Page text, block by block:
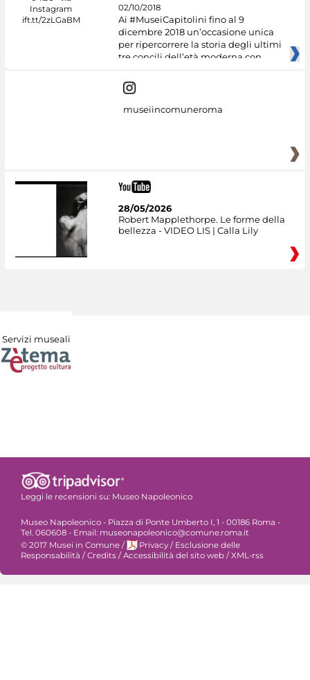
02/10/2018
Ai #MuseiCapitolini fino al 9
dicembre 2018 un’occasione unica
per ripercorrere la storia degli ultimi
tre concili dell’età moderna con
museiincomuneroma
28/05/2026
Robert Mapplethorpe. Le forme della
bellezza - VIDEO LIS | Calla Lily
Servizi museali
Leggi le recensioni su: Museo Napoleonico
Museo Napoleonico - Piazza di Ponte Umberto I, 1 - 00186 Roma -
Tel. 060608 - Email: museonapoleonico@comune.roma.it
© 2017 Musei in Comune / Privacy / Esclusione delle
Responsabilità / Credits / Accessibilità del sito web / XML-rss